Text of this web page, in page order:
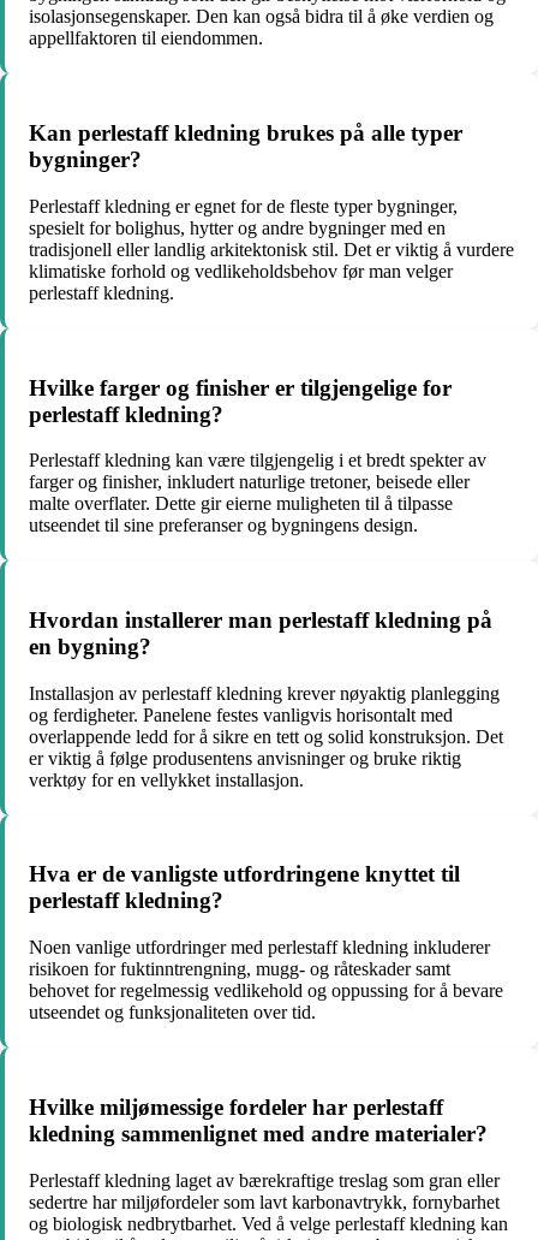
isolasjonsegenskaper. Den kan også bidra til å øke verdien og
appellfaktoren til eiendommen.
Kan perlestaff kledning brukes på alle typer
bygninger?
Perlestaff kledning er egnet for de fleste typer bygninger,
spesielt for bolighus, hytter og andre bygninger med en
tradisjonell eller landlig arkitektonisk stil. Det er viktig å vurdere
klimatiske forhold og vedlikeholdsbehov før man velger
perlestaff kledning.
Hvilke farger og finisher er tilgjengelige for
perlestaff kledning?
Perlestaff kledning kan være tilgjengelig i et bredt spekter av
farger og finisher, inkludert naturlige tretoner, beisede eller
malte overflater. Dette gir eierne muligheten til å tilpasse
utseendet til sine preferanser og bygningens design.
Hvordan installerer man perlestaff kledning på
en bygning?
Installasjon av perlestaff kledning krever nøyaktig planlegging
og ferdigheter. Panelene festes vanligvis horisontalt med
overlappende ledd for å sikre en tett og solid konstruksjon. Det
er viktig å følge produsentens anvisninger og bruke riktig
verktøy for en vellykket installasjon.
Hva er de vanligste utfordringene knyttet til
perlestaff kledning?
Noen vanlige utfordringer med perlestaff kledning inkluderer
risikoen for fuktinntrengning, mugg- og råteskader samt
behovet for regelmessig vedlikehold og oppussing for å bevare
utseendet og funksjonaliteten over tid.
Hvilke miljømessige fordeler har perlestaff
kledning sammenlignet med andre materialer?
Perlestaff kledning laget av bærekraftige treslag som gran eller
sedertre har miljøfordeler som lavt karbonavtrykk, fornybarhet
og biologisk nedbrytbarhet. Ved å velge perlestaff kledning kan